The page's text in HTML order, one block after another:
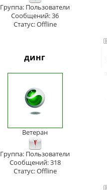
Группа: Пользователи
Сообщений:36
Статус:Offline
динг
Ветеран
Группа: Пользователи
Сообщений:318
Статус:Offline